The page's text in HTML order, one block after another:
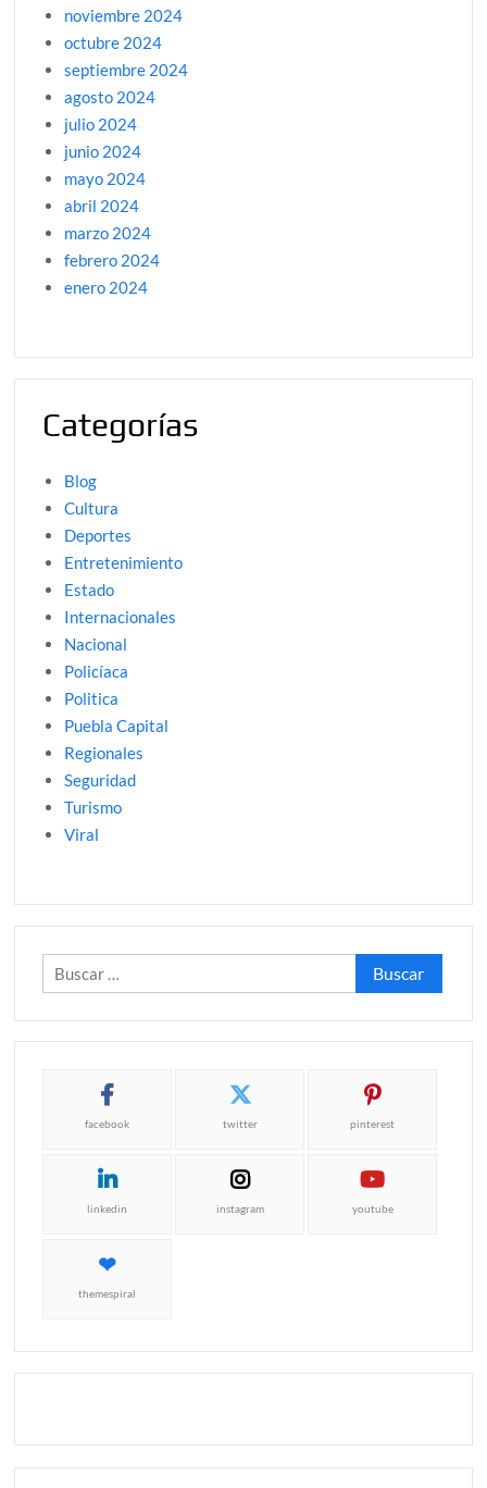
noviembre 2024
octubre 2024
septiembre 2024
agosto 2024
julio 2024
junio 2024
mayo 2024
abril 2024
marzo 2024
febrero 2024
enero 2024
Categorías
Blog
Cultura
Deportes
Entretenimiento
Estado
Internacionales
Nacional
Policíaca
Politica
Puebla Capital
Regionales
Seguridad
Turismo
Viral
Buscar:
facebook twitter pinterest
linkedin instagram youtube
themespiral